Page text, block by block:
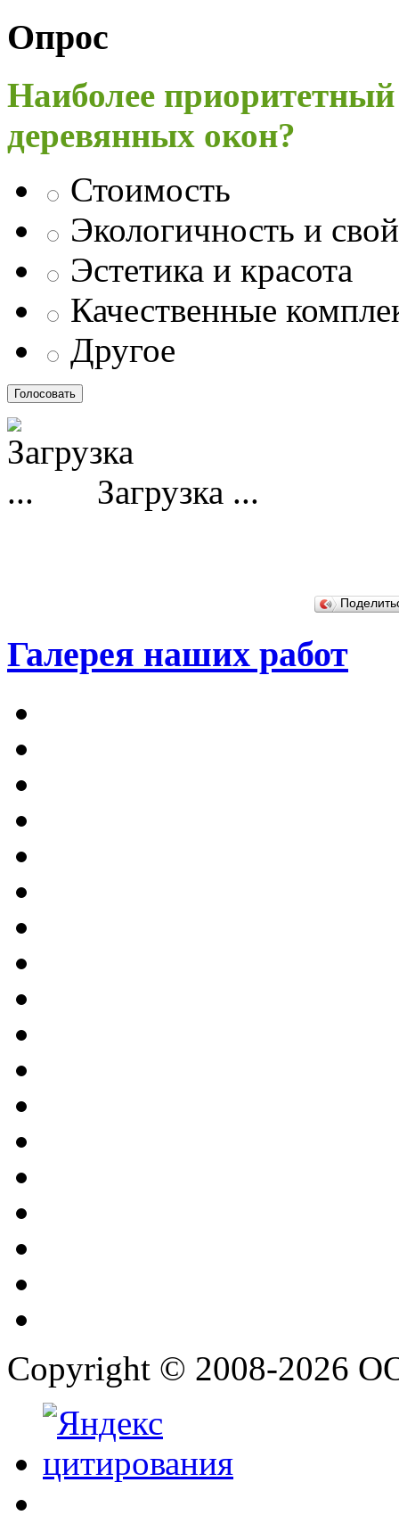
Опрос
Наиболее
деревянных окон?
Стоимость
Экологичность и
Эстетика и красота
Качественные
Другое
Загрузка ...
Галерея наших работ
Copyright © 2008-2026